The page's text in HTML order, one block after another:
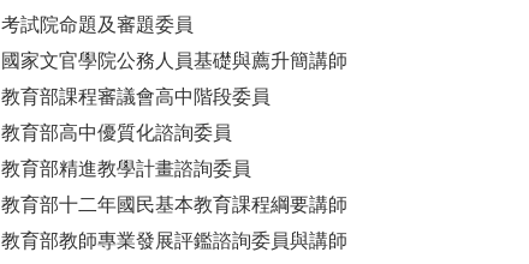
考試院命題及審題委員
國家文官學院公務人員基礎與薦升簡講師
教育部課程審議會高中階段委員
教育部高中優質化諮詢委員
教育部精進教學計畫諮詢委員
教育部十二年國民基本教育課程綱要講師
教育部教師專業發展評鑑諮詢委員與講師